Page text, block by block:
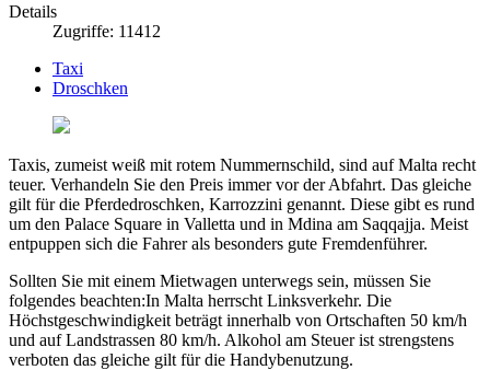
Details
Zugriffe: 11412
Taxi
Droschken
Taxis, zumeist weiß mit rotem Nummernschild, sind auf Malta recht
teuer. Verhandeln Sie den Preis immer vor der Abfahrt. Das gleiche
gilt für die Pferdedroschken, Karrozzini genannt. Diese gibt es rund
um den Palace Square in Valletta und in Mdina am Saqqajja. Meist
entpuppen sich die Fahrer als besonders gute Fremdenführer.
Sollten Sie mit einem Mietwagen unterwegs sein, müssen Sie
folgendes beachten:In Malta herrscht Linksverkehr. Die
Höchstgeschwindigkeit beträgt innerhalb von Ortschaften 50 km/h
und auf Landstrassen 80 km/h. Alkohol am Steuer ist strengstens
verboten das gleiche gilt für die Handybenutzung.